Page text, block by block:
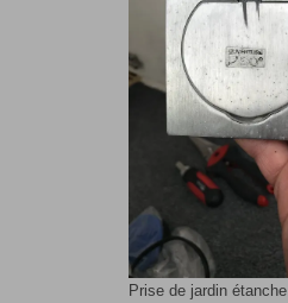
Prise de jardin étanche